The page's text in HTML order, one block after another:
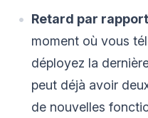
Retard par
moment où vous
déployez la
peut déjà avoir
de nouvelles